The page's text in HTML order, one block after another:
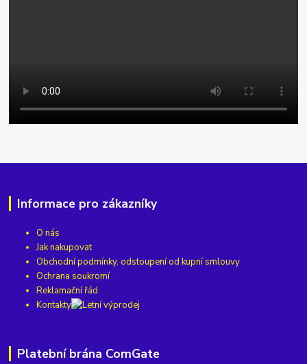
Informace pro zákazníky
O nás
Jak nakupovat
Obchodní podmínky, odstoupení od kupní smlouvy
Ochrana soukromí
Reklamační řád
Kontakty
Platební brána ComGate